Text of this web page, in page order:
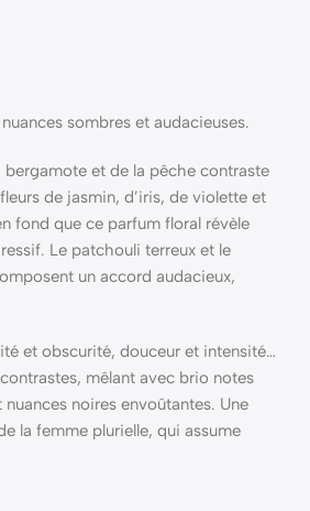
sombres et audacieuses.
bergamote et de la pêche contraste
de jasmin, d’iris, de violette et
fond que ce parfum floral révèle
Le patchouli terreux et le
un accord audacieux,
et obscurité, douceur et intensité…
mêlant avec brio notes
noires envoûtantes. Une
la femme plurielle, qui assume